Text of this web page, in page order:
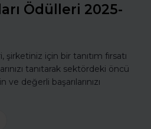
Ödülleri 2025-
şirketiniz için bir tanıtım fırsatı
tanıtarak sektördeki öncü
değerli başarılarınızı